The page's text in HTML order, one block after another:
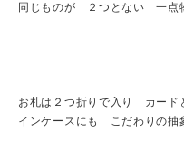
同じものが ２つとない 一点
お札は２つ折りで入り カー
インケースにも こだわりの抽